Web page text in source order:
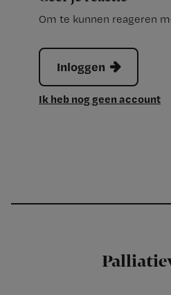
Om te kunnen reageren
Inloggen
Ik heb nog geen account